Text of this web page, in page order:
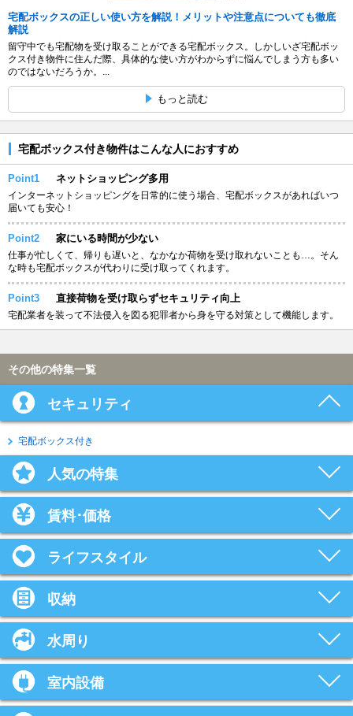
宅配ボックスの正しい使い方を解説！メリットや注意点についても徹底
解説
留守中でも宅配物を受け取ることができる宅配ボックス。しかしいざ宅配ボッ
クス付き物件に住んだ際、具体的な使い方がわからずに悩んでしまう方も多い
のではないだろうか。...
もっと読む
宅配ボックス付き物件はこんな人におすすめ
Point1 ネットショッピング多用
インターネットショッピングを日常的に使う場合、宅配ボックスがあればいつ
届いても安心！
Point2 家にいる時間が少ない
仕事が忙しくて、帰りも遅いと、なかなか荷物を受け取れないことも…。そん
な時も宅配ボックスが代わりに受け取ってくれます。
Point3 直接荷物を受け取らずセキュリティ向上
宅配業者を装って不法侵入を図る犯罪者から身を守る対策として機能します。
その他の特集一覧
セキュリティ
宅配ボックス付き
人気の特集
賃料･価格
ライフスタイル
収納
水周り
室内設備